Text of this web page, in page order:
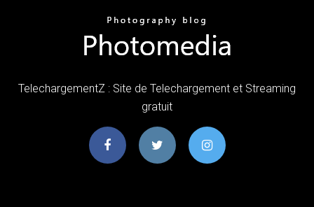
TelechargementZ : Site de Telechargement et Streaming
gratuit